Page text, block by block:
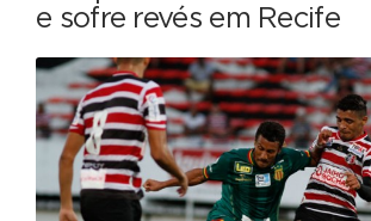
e sofre revés em Recife